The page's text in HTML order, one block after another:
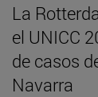
La
el UNICC
de casos
Navarra